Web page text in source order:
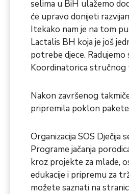
selima u BiH ulažemo
će upravo donijeti
Itekako nam je na tom
Lactalis BH koja je još
potrebe djece.
Koordinatorica stručnog
Nakon završenog
pripremila poklon
Organizacija SOS
Programe jačanja
kroz projekte za mlade,
edukacije i pripremu za
možete saznati na